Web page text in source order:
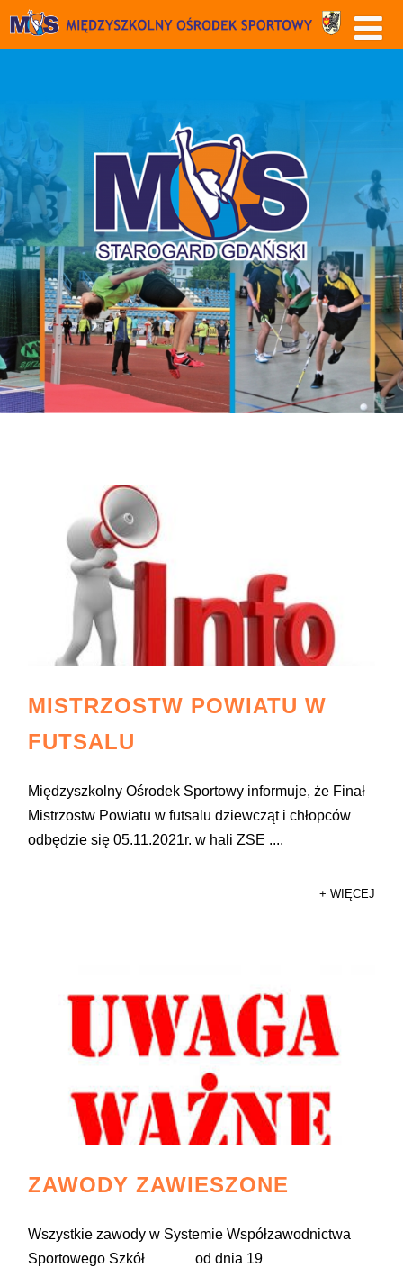
MISTRZOSTW POWIATU W
FUTSALU
Międzyszkolny Ośrodek Sportowy informuje, że Finał
Mistrzostw Powiatu w futsalu dziewcząt i chłopców
odbędzie się 05.11.2021r. w hali ZSE ....
+ WIĘCEJ
ZAWODY ZAWIESZONE
Wszystkie zawody w Systemie Współzawodnictwa
Sportowego Szkół od dnia 19